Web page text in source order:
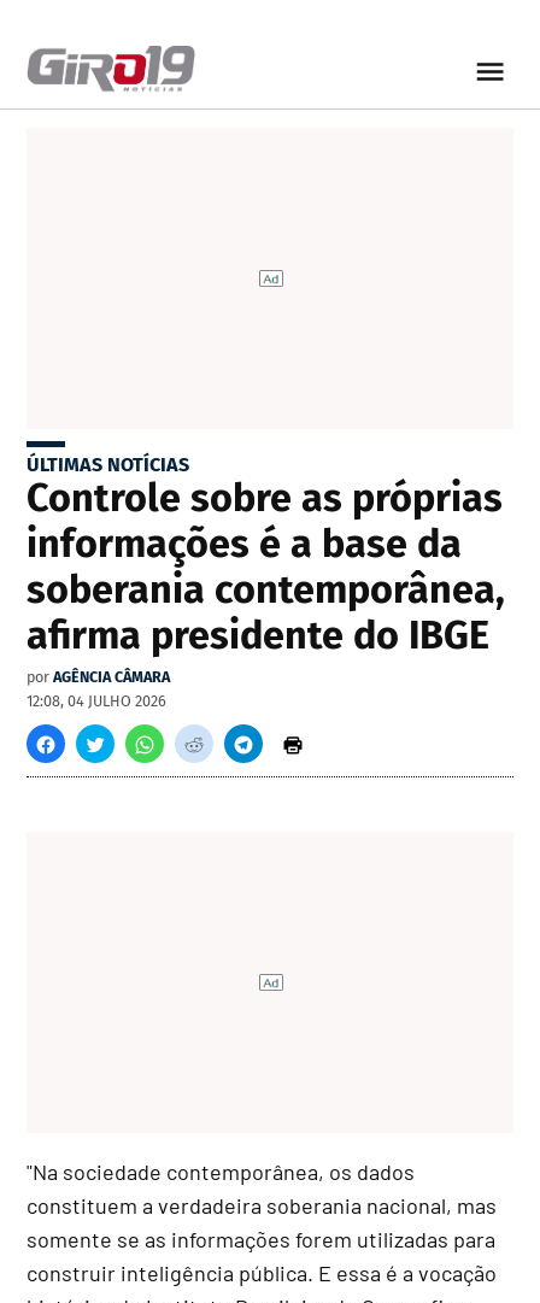
ÚLTIMAS NOTÍCIAS
Controle sobre as próprias
informações é a base da
soberania contemporânea,
afirma presidente do IBGE
por AGÊNCIA CÂMARA
12:08, 04 JULHO 2026
"Na sociedade contemporânea, os dados
constituem a verdadeira soberania nacional, mas
somente se as informações forem utilizadas para
construir inteligência pública. E essa é a vocação